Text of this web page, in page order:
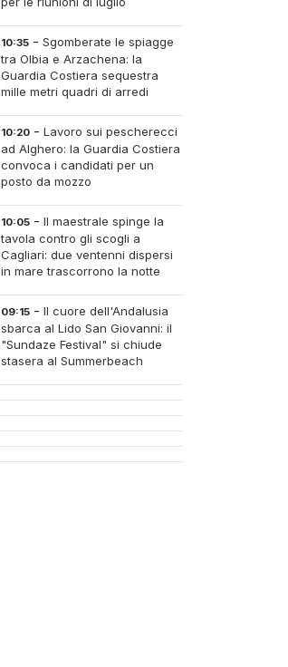
10:35 - Sgomberate le spiagge
tra Olbia e Arzachena: la
Guardia Costiera sequestra
mille metri quadri di arredi
10:20 - Lavoro sui pescherecci
ad Alghero: la Guardia Costiera
convoca i candidati per un
posto da mozzo
10:05 - Il maestrale spinge la
tavola contro gli scogli a
Cagliari: due ventenni dispersi
in mare trascorrono la notte
09:15 - Il cuore dell'Andalusia
sbarca al Lido San Giovanni: il
"Sundaze Festival" si chiude
stasera al Summerbeach